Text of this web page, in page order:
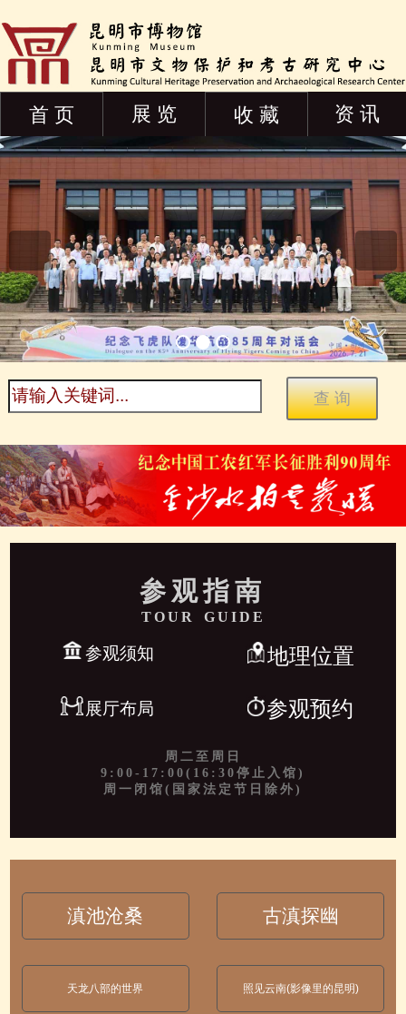
首 页 展 览 收 藏 资 讯
参观指南
TOUR GUIDE
参观须知 地理位置
展厅布局 参观预约
周二至周日
9:00-17:00(16:30停止入馆)
周一闭馆(国家法定节日除外)
滇池沧桑 古滇探幽
天龙八部的世界 照见云南(影像里的昆明)